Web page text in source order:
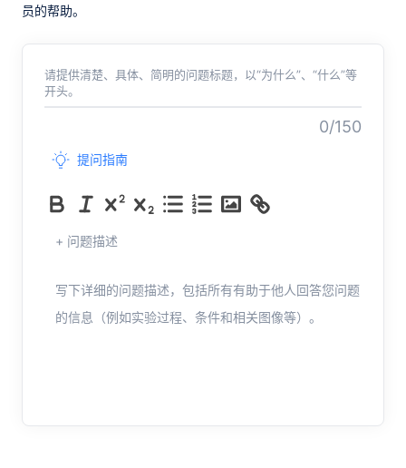
员的帮助。
请提供清楚、具体、简明的问题标题，以“为什么”、“什么”等
开头。
0/150
提问指南
+ 问题描述
写下详细的问题描述，包括所有有助于他人回答您问题
的信息（例如实验过程、条件和相关图像等）。